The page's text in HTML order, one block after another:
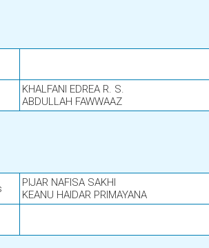
KHALFANI EDREA R. S.
ABDULLAH FAWWAAZ
PIJAR NAFISA SAKHI
KEANU HAIDAR PRIMAYANA